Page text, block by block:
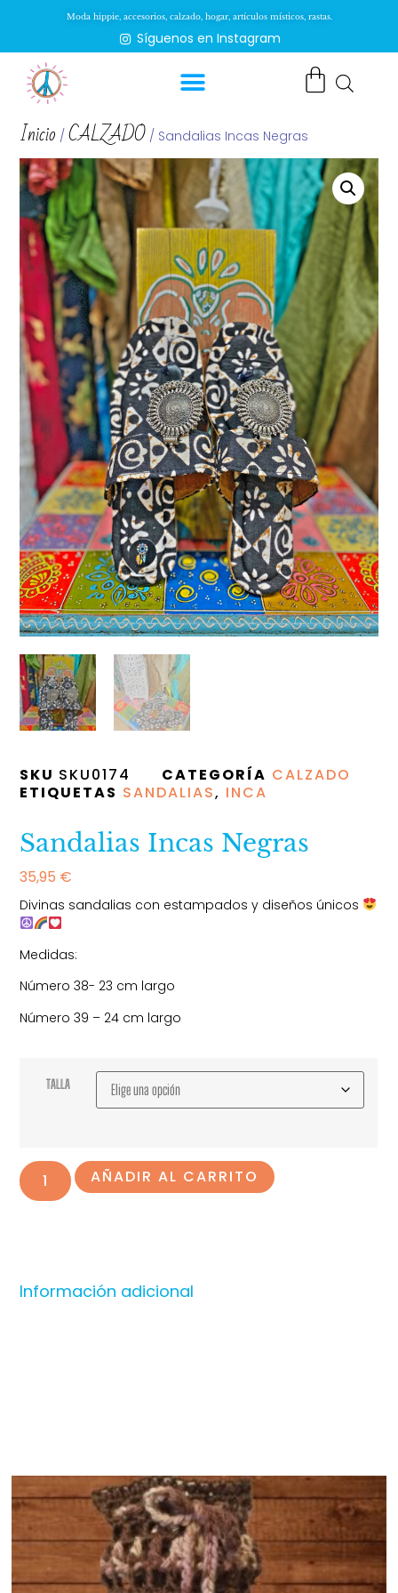
Moda hippie, accesorios, calzado, hogar, artículos místicos, rastas.
Síguenos en Instagram
Inicio /CALZADO / Sandalias Incas Negras
SKU SKU0174 CATEGORÍA CALZADO
ETIQUETAS SANDALIAS, INCA
Sandalias Incas Negras
35,95 €
Divinas sandalias con estampados y diseños únicos
Medidas:
Número 38- 23 cm largo
Número 39 – 24 cm largo
TALLA
AÑADIR AL CARRITO
Información adicional